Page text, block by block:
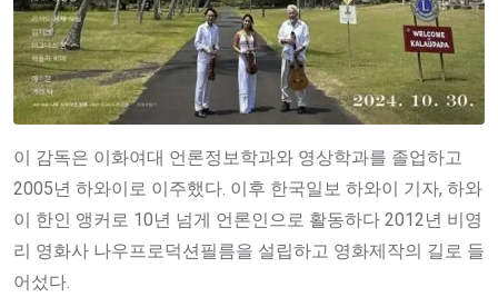
이 감독은 이화여대 언론정보학과와 영상학과를 졸업하고
2005년 하와이로 이주했다. 이후 한국일보 하와이 기자, 하와
이 한인 앵커로 10년 넘게 언론인으로 활동하다 2012년 비영
리 영화사 나우프로덕션필름을 설립하고 영화제작의 길로 들
어섰다.